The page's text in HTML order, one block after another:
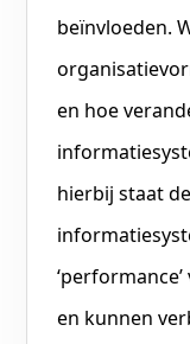
beïnvloeden.
en hoe
hierbij staat
en kunnen